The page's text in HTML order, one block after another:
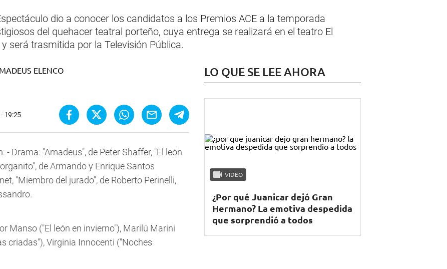
dio a conocer los candidatos a los Premios ACE a la temporada
del quehacer teatral porteño, cuya entrega se realizará en el teatro El
será trasmitida por la Televisión Pública.
19:25
Drama: "Amadeus", de Peter Shaffer, "El león
de Armando y Enrique Santos
"Miembro del jurado", de Roberto Perinelli,
Manso ("El león en invierno"), Marilú Marini
criadas"), Virginia Innocenti ("Noches
LO QUE SE LEE AHORA
VIDEO
¿Por qué Juanicar dejó Gran
Hermano? La emotiva despedida
que sorprendió a todos